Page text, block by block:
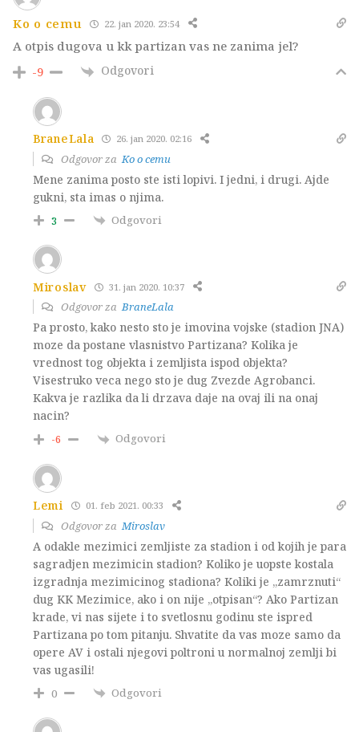
Ko o cemu 22. jan 2020. 23:54
A otpis dugova u kk partizan vas ne zanima jel?
-9 Odgovori
BraneLala 26. jan 2020. 02:16
Odgovor zaKo o cemu
Mene zanima posto ste isti lopivi. I jedni, i drugi. Ajde
gukni, sta imas o njima.
3 Odgovori
Miroslav 31. jan 2020. 10:37
Odgovor zaBraneLala
Pa prosto, kako nesto sto je imovina vojske (stadion JNA)
moze da postane vlasnistvo Partizana? Kolika je
vrednost tog objekta i zemljista ispod objekta?
Visestruko veca nego sto je dug Zvezde Agrobanci.
Kakva je razlika da li drzava daje na ovaj ili na onaj
nacin?
-6 Odgovori
Lemi 01. feb 2021. 00:33
Odgovor zaMiroslav
A odakle mezimici zemljiste za stadion i od kojih je para
sagradjen mezimicin stadion? Koliko je uopste kostala
izgradnja mezimicinog stadiona? Koliki je „zamrznuti“
dug KK Mezimice, ako i on nije „otpisan“? Ako Partizan
krade, vi nas sijete i to svetlosnu godinu ste ispred
Partizana po tom pitanju. Shvatite da vas moze samo da
opere AV i ostali njegovi poltroni u normalnoj zemlji bi
vas ugasili!
0 Odgovori